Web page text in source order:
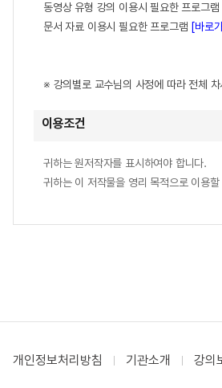
동영상 유형 강의 이용시 필요한 프로그램
문서 자료 이용시 필요한 프로그램 [바로
※ 강의별로 교수님의 사정에 따라 전체
이용조건
귀하는 원저작자를 표시하여야 합니다.
귀하는 이 저작물을 영리 목적으로 이용
개인정보처리방침 기관소개 강의